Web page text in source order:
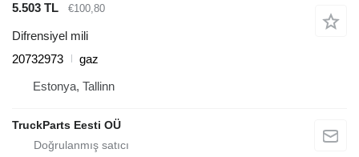
5.503 TL €100,80
Difrensiyel mili
20732973
gaz
Estonya, Tallinn
TruckParts Eesti OÜ